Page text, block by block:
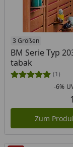
3 Größen
BM Serie Typ
tabak
(1)
-6%
Zum